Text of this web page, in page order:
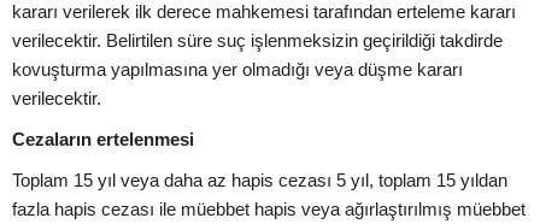
kararı verilerek ilk derece mahkemesi tarafından erteleme kararı
verilecektir. Belirtilen süre suç işlenmeksizin geçirildiği takdirde
kovuşturma yapılmasına yer olmadığı veya düşme kararı
verilecektir.
Cezaların ertelenmesi
Toplam 15 yıl veya daha az hapis cezası 5 yıl, toplam 15 yıldan
fazla hapis cezası ile müebbet hapis veya ağırlaştırılmış müebbet